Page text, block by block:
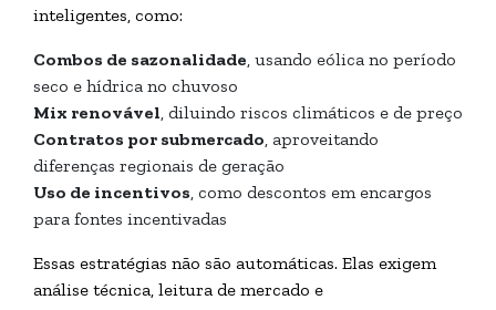
inteligentes, como:
Combos de sazonalidade, usando eólica no período
seco e hídrica no chuvoso
Mix renovável, diluindo riscos climáticos e de preço
Contratos por submercado, aproveitando
diferenças regionais de geração
Uso de incentivos, como descontos em encargos
para fontes incentivadas
Essas estratégias não são automáticas. Elas exigem
análise técnica, leitura de mercado e